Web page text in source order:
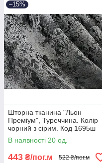
–15%
Шторна тканина "Льон
Преміум", Туреччина. Колір
чорний з сірим. Код 1695ш
В наявності 20 од.
443 ₴/пог.м 522 ₴/пог.м